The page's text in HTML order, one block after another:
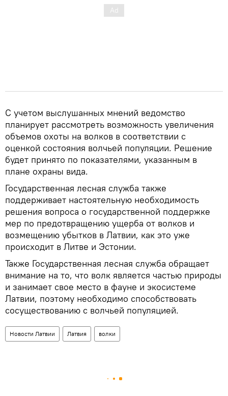
С учетом выслушанных мнений ведомство
планирует рассмотреть возможность увеличения
объемов охоты на волков в соответствии с
оценкой состояния волчьей популяции. Решение
будет принято по показателями, указанным в
плане охраны вида.
Государственная лесная служба также
поддерживает настоятельную необходимость
решения вопроса о государственной поддержке
мер по предотвращению ущерба от волков и
возмещению убытков в Латвии, как это уже
происходит в Литве и Эстонии.
Также Государственная лесная служба обращает
внимание на то, что волк является частью природы
и занимает свое место в фауне и экосистеме
Латвии, поэтому необходимо способствовать
сосуществованию с волчьей популяцией.
Новости Латвии Латвия волки